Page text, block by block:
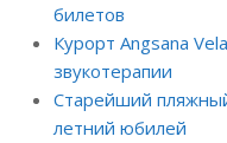
билетов
Курорт Angsana
звукотерапии
Старейший
летний юбилей